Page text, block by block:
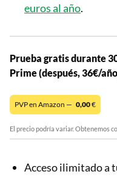
euros al año.
Prueba gratis durante
Prime (después, 36€/
PVP en Amazon — 0,00€
El precio podría variar. Obtenemos
Acceso ilimitado a